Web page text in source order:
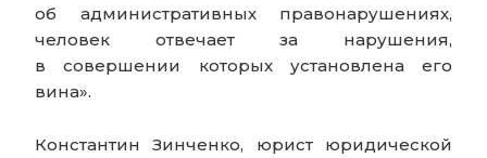
об административных правонарушениях,
человек отвечает за нарушения,
в совершении которых установлена его
вина».
Константин Зинченко, юрист юридической